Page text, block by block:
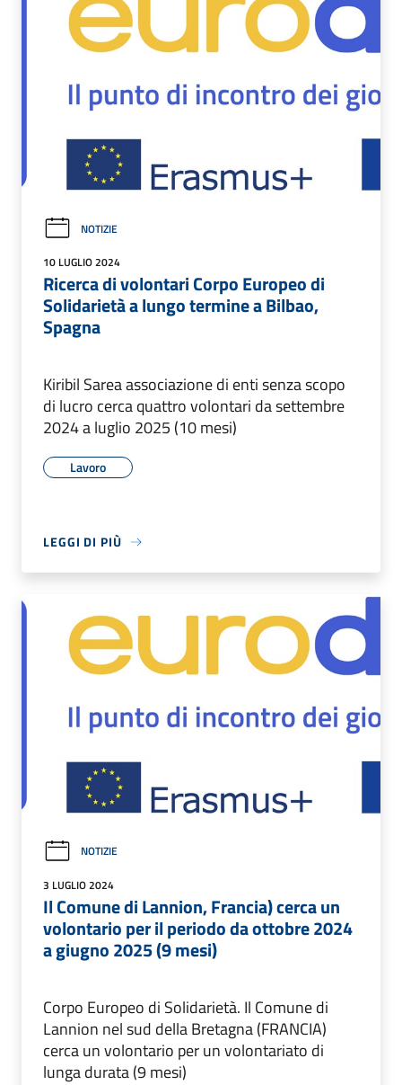
NOTIZIE
10 LUGLIO 2024
Ricerca di volontari Corpo Europeo di
Solidarietà a lungo termine a Bilbao,
Spagna
Kiribil Sarea associazione di enti senza scopo
di lucro cerca quattro volontari da settembre
2024 a luglio 2025 (10 mesi)
Lavoro
LEGGI DI PIÙ
NOTIZIE
3 LUGLIO 2024
Il Comune di Lannion, Francia) cerca un
volontario per il periodo da ottobre 2024
a giugno 2025 (9 mesi)
Corpo Europeo di Solidarietà. Il Comune di
Lannion nel sud della Bretagna (FRANCIA)
cerca un volontario per un volontariato di
lunga durata (9 mesi)